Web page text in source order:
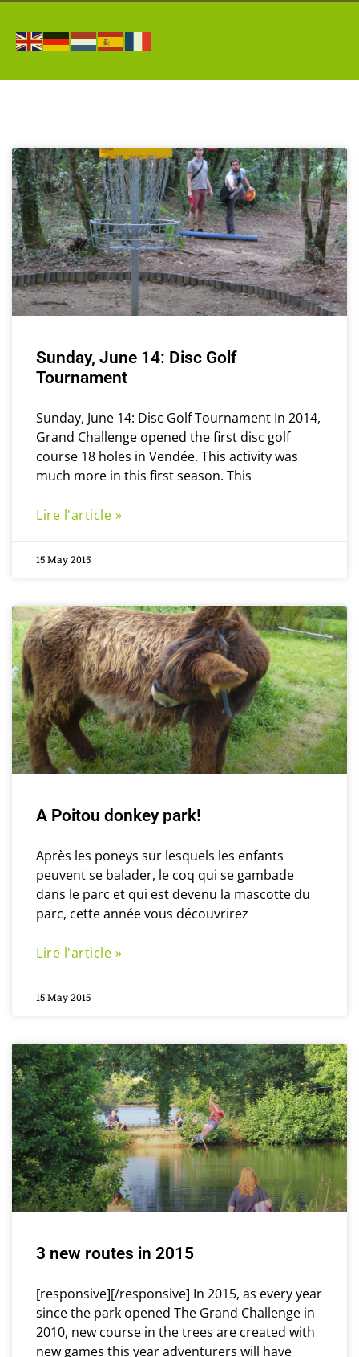
Sunday, June 14: Disc Golf
Tournament
Sunday, June 14: Disc Golf Tournament In 2014,
Grand Challenge opened the first disc golf
course 18 holes in Vendée. This activity was
much more in this first season. This
Lire l'article »
15 May 2015
A Poitou donkey park!
Après les poneys sur lesquels les enfants
peuvent se balader, le coq qui se gambade
dans le parc et qui est devenu la mascotte du
parc, cette année vous découvrirez
Lire l'article »
15 May 2015
3 new routes in 2015
[responsive][/responsive] In 2015, as every year
since the park opened The Grand Challenge in
2010, new course in the trees are created with
new games this year adventurers will have